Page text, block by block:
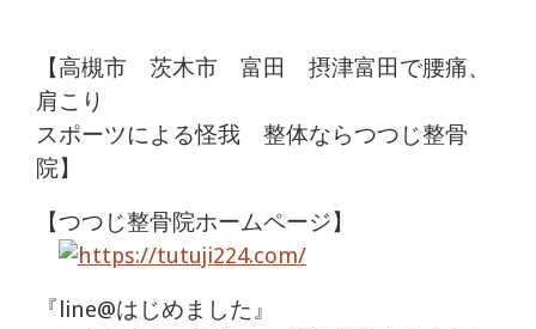
【高槻市 茨木市 富田 摂津富田で腰痛、
肩こり
スポーツによる怪我 整体ならつつじ整骨
院】
【つつじ整骨院ホームページ】
https://tutuji224.com/
『line@はじめました』